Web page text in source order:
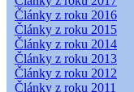
Články z roku 2016
Články z roku 2015
Články z roku 2014
Články z roku 2013
Články z roku 2012
Články z roku 2011